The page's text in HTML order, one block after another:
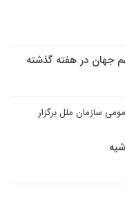
جهان در هفته گذشته
سازمان ملل برگزار